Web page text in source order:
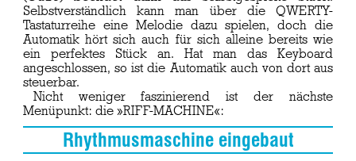
Selbstverständlich kann man über die QWERTY-
Tastaturreihe eine Melodie dazu spielen, doch die
Automatik hört sich auch für sich alleine bereits wie
ein perfektes Stück an. Hat man das Keyboard
angeschlossen, so ist die Automatik auch von dort aus
steuerbar.
Nicht weniger faszinierend ist der nächste
Menüpunkt: die »RIFF-MACHINE«:
Rhythmusmaschine eingebaut